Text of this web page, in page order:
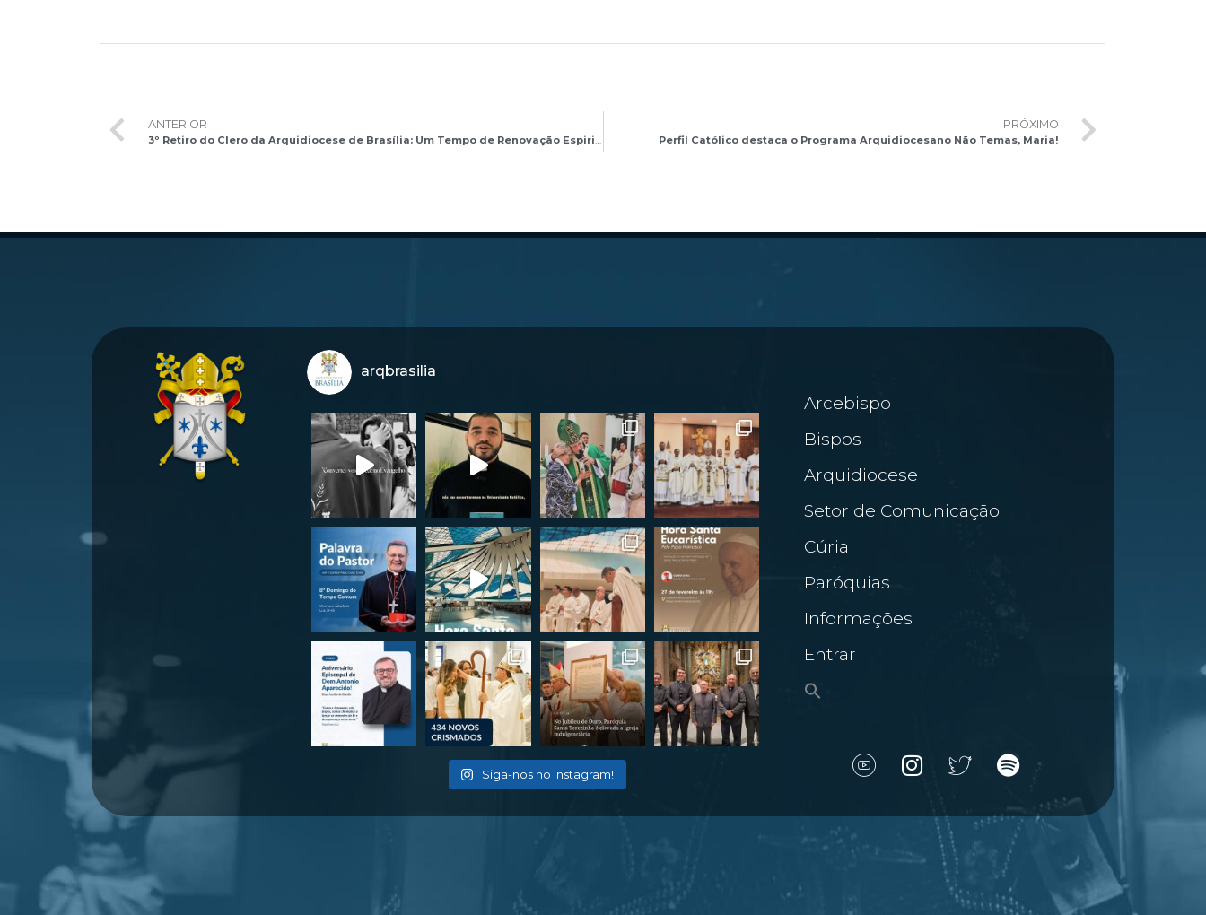
ANTERIOR
3º Retiro do Clero da Arquidiocese de Brasília: Um Tempo de Renovação Espiritual
PRÓXIMO
Perfil Católico destaca o Programa Arquidiocesano Não Temas, Maria!
arqbrasilia
Siga-nos no Instagram!
Arcebispo
Bispos
Arquidiocese
Setor de Comunicação
Cúria
Paróquias
Informações
Entrar